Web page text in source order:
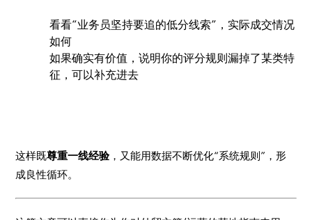
看看“业务员坚持要追的低分线索”，实际成交情况
如何
如果确实有价值，说明你的评分规则漏掉了某类特
征，可以补充进去
这样既尊重一线经验，又能用数据不断优化“系统规则”，形
成良性循环。